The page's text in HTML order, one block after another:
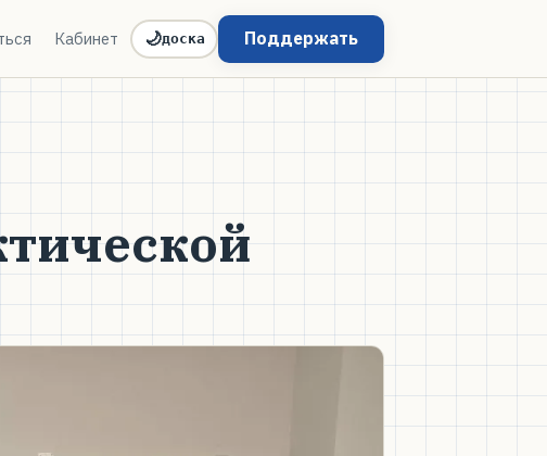
Кабинет 🌙доска Поддержать